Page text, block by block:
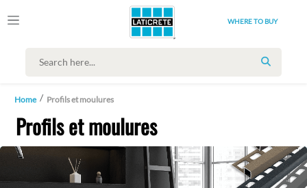
WHERE TO BUY
SEARCH
Home Profils et moulures
Profils et moulures